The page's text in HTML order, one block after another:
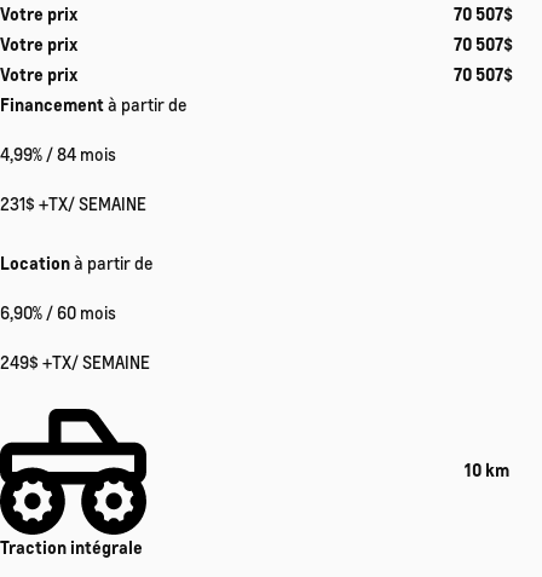
Votre prix 70 507$
Votre prix
70 507$
Votre prix
70 507$
Financementà partir de
4,99% / 84 mois
231$ +TX/ SEMAINE
Locationà partir de
6,90% / 60 mois
249$ +TX/ SEMAINE
Traction intégrale
10 km